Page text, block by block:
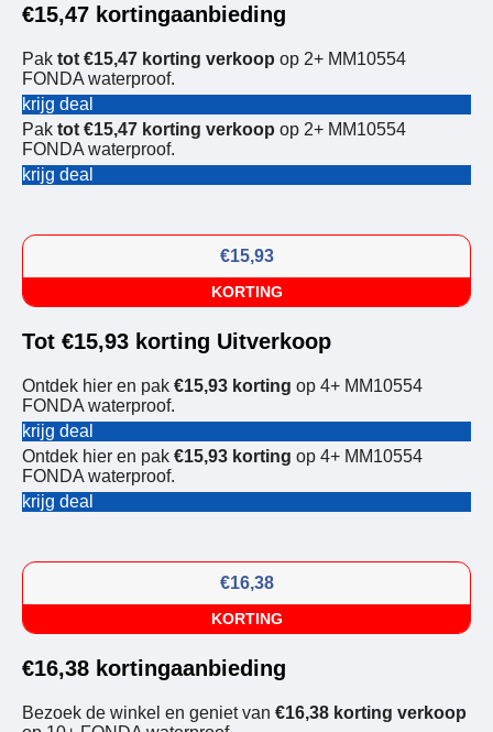
€15,47 kortingaanbieding
Pak tot €15,47 korting verkoop op 2+ MM10554
FONDA waterproof.
krijg deal
Pak tot €15,47 korting verkoop op 2+ MM10554
FONDA waterproof.
krijg deal
€15,93
KORTING
Tot €15,93 korting Uitverkoop
Ontdek hier en pak €15,93 korting op 4+ MM10554
FONDA waterproof.
krijg deal
Ontdek hier en pak €15,93 korting op 4+ MM10554
FONDA waterproof.
krijg deal
€16,38
KORTING
€16,38 kortingaanbieding
Bezoek de winkel en geniet van €16,38 korting verkoop